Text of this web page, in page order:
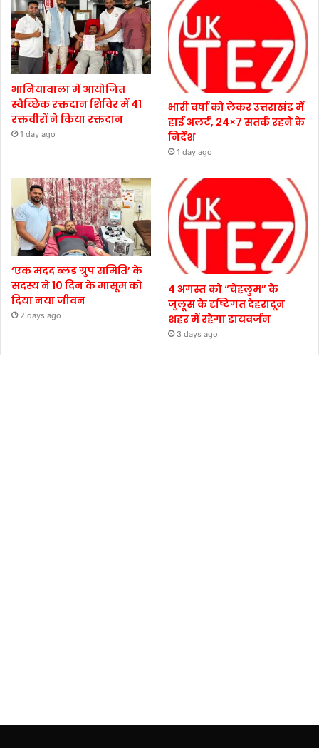
भानियावाला में आयोजित
स्वैच्छिक रक्तदान शिविर में 41
रक्तवीरों ने किया रक्तदान
1 day ago
भारी वर्षा को लेकर उत्तराखंड में
हाई अलर्ट, 24×7 सतर्क रहने के
निर्देश
1 day ago
‘एक मदद ब्लड ग्रुप समिति’ के
सदस्य ने 10 दिन के मासूम को
दिया नया जीवन
2 days ago
4 अगस्त को “चेहलुम” के
जुलूस के दृष्टिगत देहरादून
शहर में रहेगा डायवर्जन
3 days ago